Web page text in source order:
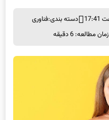
زمان مطالعه: 6 دقیقه